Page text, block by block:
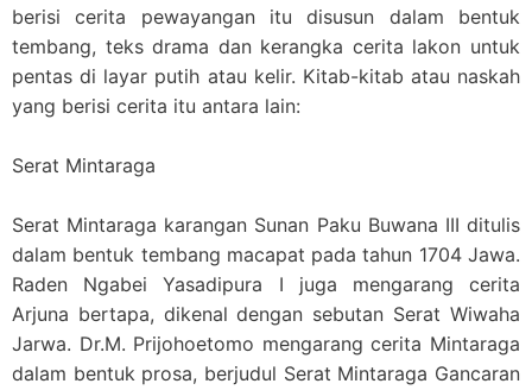
berisi cerita pewayangan itu disusun dalam bentuk
tembang, teks drama dan kerangka cerita lakon untuk
pentas di layar putih atau kelir. Kitab-kitab atau naskah
yang berisi cerita itu antara lain:
Serat Mintaraga
Serat Mintaraga karangan Sunan Paku Buwana III ditulis
dalam bentuk tembang macapat pada tahun 1704 Jawa.
Raden Ngabei Yasadipura I juga mengarang cerita
Arjuna bertapa, dikenal dengan sebutan Serat Wiwaha
Jarwa. Dr.M. Prijohoetomo mengarang cerita Mintaraga
dalam bentuk prosa, berjudul Serat Mintaraga Gancaran